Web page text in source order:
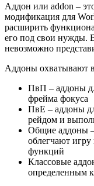
Аддон или addon –
модификация для
расширить
его под свои нужды.
невозможно
Аддоны охватывают
ПвП – аддоны
фрейма фокуса
ПвЕ – аддоны
рейдом и
Общие аддоны –
облегчают
функций
Классовые
определенным